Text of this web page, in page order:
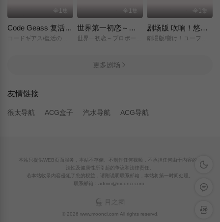
全1集
Code Geass 复活的鲁路修
全1集
世界第一初恋～求婚篇～
全1集
剧场版 吹响！悠风号～想要传达的旋律～
更多剧场
友情链接
很太导航 ACG盒子 汽水导航 ACG导航
深色模
留言反
APP下
本站只提供WEB页面服务，本站不存储、不制作任何视频，不承担任何由于内容的合
法性及健康性所引起的争议和法律责任。
若本站收录内容侵犯了您的权益，请附说明联系邮箱，本站将第一时间处理。
联系邮箱：admin@moonci.com
© 2026 www.moonci.com All rights reservd.